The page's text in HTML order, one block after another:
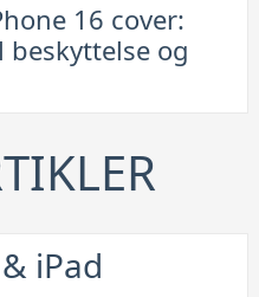
16 cover:
beskyttelse og
iPad